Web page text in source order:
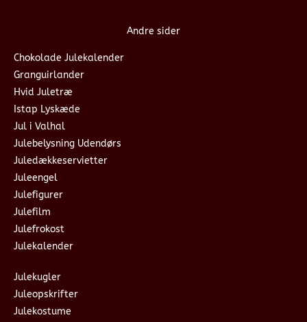
Andre sider
Chokolade Julekalender
Granguirlander
Hvid Juletræ
Istap Lyskæde
Jul i Valhal
Julebelysning Udendørs
Juledækkeservietter
Juleengel
Julefigurer
Julefilm
Julefrokost
Julekalender
Julekugler
Juleopskrifter
Julekostume